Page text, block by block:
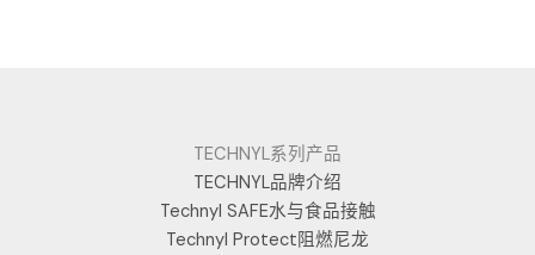
TECHNYL系列产品
TECHNYL品牌介绍
Technyl SAFE水与食品接触
Technyl Protect阻燃尼龙